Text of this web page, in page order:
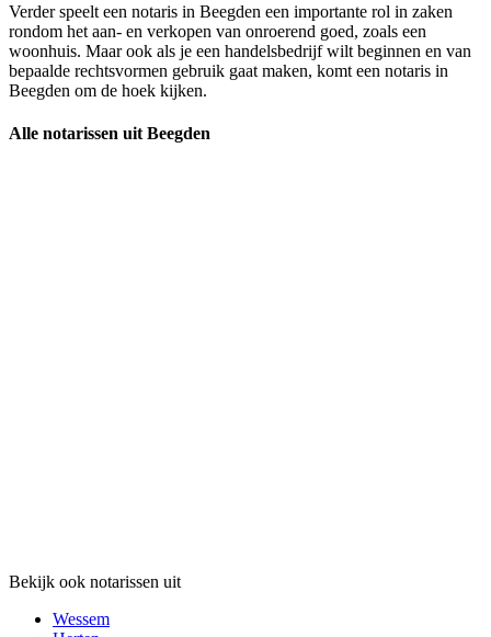
Verder speelt een notaris in Beegden een importante rol in zaken
rondom het aan- en verkopen van onroerend goed, zoals een
woonhuis. Maar ook als je een handelsbedrijf wilt beginnen en van
bepaalde rechtsvormen gebruik gaat maken, komt een notaris in
Beegden om de hoek kijken.
Alle notarissen uit Beegden
Bekijk ook notarissen uit
Wessem